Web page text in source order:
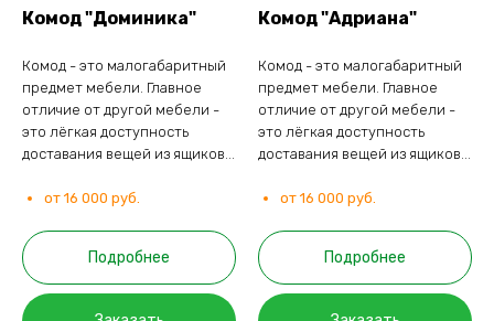
Комод "Доминика"
Комод - это малогабаритный
предмет мебели. Главное
отличие от другой мебели -
это лёгкая доступность
доставания вещей из ящиков...
от 16 000 руб.
Подробнее
Комод "Адриана"
Комод - это малогабаритный
предмет мебели. Главное
отличие от другой мебели -
это лёгкая доступность
доставания вещей из ящиков...
от 16 000 руб.
Подробнее